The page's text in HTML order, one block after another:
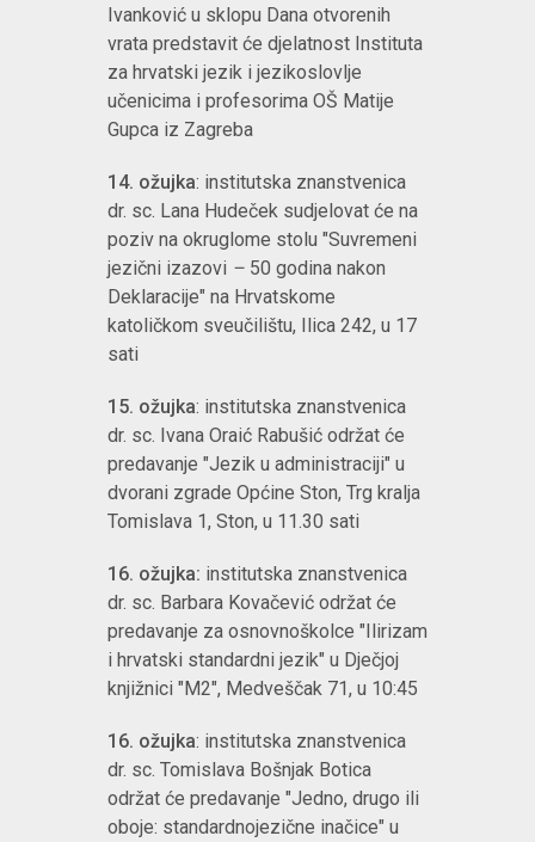
Ivanković u sklopu Dana otvorenih
vrata predstavit će djelatnost Instituta
za hrvatski jezik i jezikoslovlje
učenicima i profesorima OŠ Matije
Gupca iz Zagreba
14. ožujka: institutska znanstvenica
dr. sc. Lana Hudeček sudjelovat će na
poziv na okruglome stolu "Suvremeni
jezični izazovi – 50 godina nakon
Deklaracije" na Hrvatskome
katoličkom sveučilištu, Ilica 242, u 17
sati
15. ožujka: institutska znanstvenica
dr. sc. Ivana Oraić Rabušić održat će
predavanje "Jezik u administraciji" u
dvorani zgrade Općine Ston, Trg kralja
Tomislava 1, Ston, u 11.30 sati
16. ožujka: institutska znanstvenica
dr. sc. Barbara Kovačević održat će
predavanje za osnovnoškolce "Ilirizam
i hrvatski standardni jezik" u Dječjoj
knjižnici "M2", Medveščak 71, u 10:45
16. ožujka: institutska znanstvenica
dr. sc. Tomislava Bošnjak Botica
održat će predavanje "Jedno, drugo ili
oboje: standardnojezične inačice" u